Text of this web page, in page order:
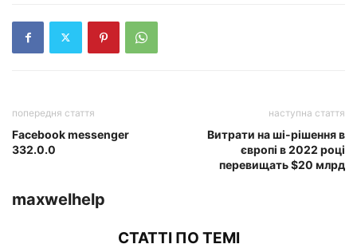
попередня стаття
Facebook messenger
332.0.0
наступна стаття
Витрати на ші-рішення в
європі в 2022 році
перевищать $20 млрд
maxwelhelp
СТАТТІ ПО ТЕМІ